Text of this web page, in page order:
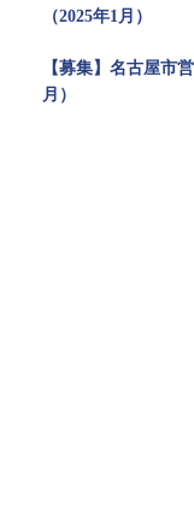
（2025年1月）
【募集】名古屋市
月）